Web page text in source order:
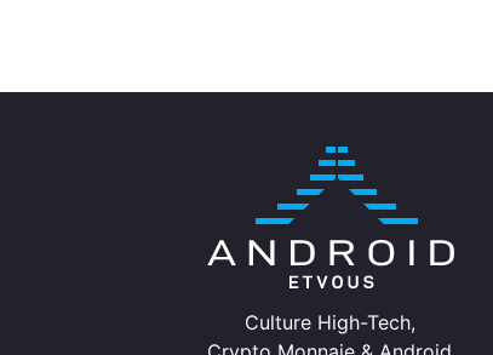
Culture High-Tech,